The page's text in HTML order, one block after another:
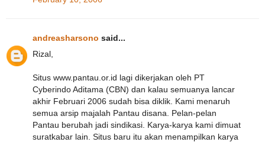
andreasharsono said...
Rizal,
Situs www.pantau.or.id lagi dikerjakan oleh PT
Cyberindo Aditama (CBN) dan kalau semuanya lancar
akhir Februari 2006 sudah bisa diklik. Kami menaruh
semua arsip majalah Pantau disana. Pelan-pelan
Pantau berubah jadi sindikasi. Karya-karya kami dimuat
suratkabar lain. Situs baru itu akan menampilkan karya